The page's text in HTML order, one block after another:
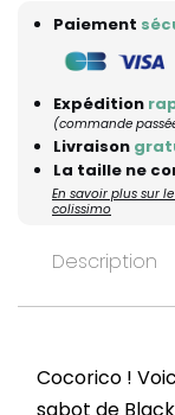
Paiement
Expédition
(commande
Livraison
La taille ne
En savoir plus sur
colissimo
Description
Cocorico !